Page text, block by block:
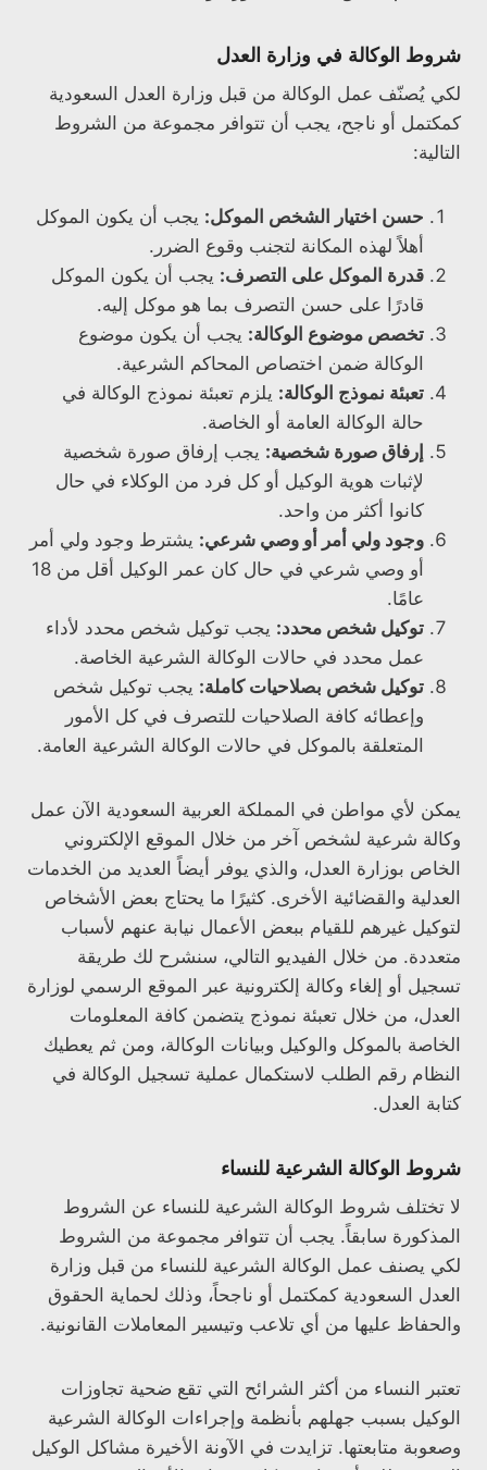
شروط الوكالة في وزارة العدل
لكي يُصنّف عمل الوكالة من قبل وزارة العدل السعودية
كمكتمل أو ناجح، يجب أن تتوافر مجموعة من الشروط
التالية:
حسن اختيار الشخص الموكل: يجب أن يكون الموكل
أهلاً لهذه المكانة لتجنب وقوع الضرر.
قدرة الموكل على التصرف: يجب أن يكون الموكل
قادرًا على حسن التصرف بما هو موكل إليه.
تخصص موضوع الوكالة: يجب أن يكون موضوع
الوكالة ضمن اختصاص المحاكم الشرعية.
تعبئة نموذج الوكالة: يلزم تعبئة نموذج الوكالة في
حالة الوكالة العامة أو الخاصة.
إرفاق صورة شخصية: يجب إرفاق صورة شخصية
لإثبات هوية الوكيل أو كل فرد من الوكلاء في حال
كانوا أكثر من واحد.
وجود ولي أمر أو وصي شرعي: يشترط وجود ولي أمر
أو وصي شرعي في حال كان عمر الوكيل أقل من 18
عامًا.
توكيل شخص محدد: يجب توكيل شخص محدد لأداء
عمل محدد في حالات الوكالة الشرعية الخاصة.
توكيل شخص بصلاحيات كاملة: يجب توكيل شخص
وإعطائه كافة الصلاحيات للتصرف في كل الأمور
المتعلقة بالموكل في حالات الوكالة الشرعية العامة.
يمكن لأي مواطن في المملكة العربية السعودية الآن عمل
وكالة شرعية لشخص آخر من خلال الموقع الإلكتروني
الخاص بوزارة العدل، والذي يوفر أيضاً العديد من الخدمات
العدلية والقضائية الأخرى. كثيرًا ما يحتاج بعض الأشخاص
لتوكيل غيرهم للقيام ببعض الأعمال نيابة عنهم لأسباب
متعددة. من خلال الفيديو التالي، سنشرح لك طريقة
تسجيل أو إلغاء وكالة إلكترونية عبر الموقع الرسمي لوزارة
العدل، من خلال تعبئة نموذج يتضمن كافة المعلومات
الخاصة بالموكل والوكيل وبيانات الوكالة، ومن ثم يعطيك
النظام رقم الطلب لاستكمال عملية تسجيل الوكالة في
كتابة العدل.
شروط الوكالة الشرعية للنساء
لا تختلف شروط الوكالة الشرعية للنساء عن الشروط
المذكورة سابقاً. يجب أن تتوافر مجموعة من الشروط
لكي يصنف عمل الوكالة الشرعية للنساء من قبل وزارة
العدل السعودية كمكتمل أو ناجحاً، وذلك لحماية الحقوق
والحفاظ عليها من أي تلاعب وتيسير المعاملات القانونية.
تعتبر النساء من أكثر الشرائح التي تقع ضحية تجاوزات
الوكيل بسبب جهلهم بأنظمة وإجراءات الوكالة الشرعية
وصعوبة متابعتها. تزايدت في الآونة الأخيرة مشاكل الوكيل